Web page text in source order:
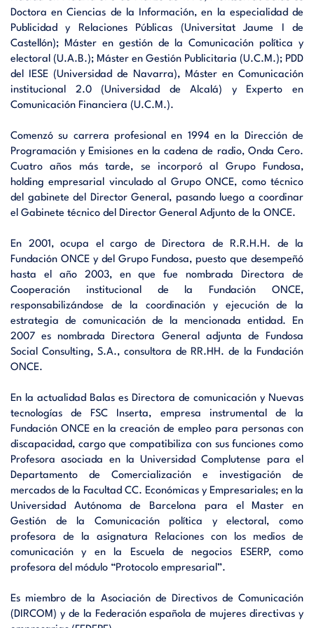
Doctora en Ciencias de la Información, en la especialidad de
Publicidad y Relaciones Públicas (Universitat Jaume I de
Castellón); Máster en gestión de la Comunicación política y
electoral (U.A.B.); Máster en Gestión Publicitaria (U.C.M.); PDD
del IESE (Universidad de Navarra), Máster en Comunicación
institucional 2.0 (Universidad de Alcalá) y Experto en
Comunicación Financiera (U.C.M.).
Comenzó su carrera profesional en 1994 en la Dirección de
Programación y Emisiones en la cadena de radio, Onda Cero.
Cuatro años más tarde, se incorporó al Grupo Fundosa,
holding empresarial vinculado al Grupo ONCE, como técnico
del gabinete del Director General, pasando luego a coordinar
el Gabinete técnico del Director General Adjunto de la ONCE.
En 2001, ocupa el cargo de Directora de R.R.H.H. de la
Fundación ONCE y del Grupo Fundosa, puesto que desempeñó
hasta el año 2003, en que fue nombrada Directora de
Cooperación institucional de la Fundación ONCE,
responsabilizándose de la coordinación y ejecución de la
estrategia de comunicación de la mencionada entidad. En
2007 es nombrada Directora General adjunta de Fundosa
Social Consulting, S.A., consultora de RR.HH. de la Fundación
ONCE.
En la actualidad Balas es Directora de comunicación y Nuevas
tecnologías de FSC Inserta, empresa instrumental de la
Fundación ONCE en la creación de empleo para personas con
discapacidad, cargo que compatibiliza con sus funciones como
Profesora asociada en la Universidad Complutense para el
Departamento de Comercialización e investigación de
mercados de la Facultad CC. Económicas y Empresariales; en la
Universidad Autónoma de Barcelona para el Master en
Gestión de la Comunicación política y electoral, como
profesora de la asignatura Relaciones con los medios de
comunicación y en la Escuela de negocios ESERP, como
profesora del módulo “Protocolo empresarial”.
Es miembro de la Asociación de Directivos de Comunicación
(DIRCOM) y de la Federación española de mujeres directivas y